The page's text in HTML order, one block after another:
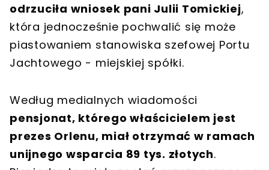
odrzuciła wniosek pani Julii Tomickiej,
która jednocześnie pochwalić się może
piastowaniem stanowiska szefowej Portu
Jachtowego - miejskiej spółki.
Według medialnych wiadomości
pensjonat, którego właścicielem jest
prezes Orlenu, miał otrzymać w ramach
unijnego wsparcia 89 tys. złotych.